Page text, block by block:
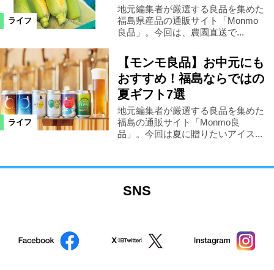
ライフ
地元編集者が厳選する良品を集めた
福島県産品の通販サイト「Monmo
良品」。今回は、農園直送で...
ライフ
【モンモ良品】お中元にも
おすすめ！福島ならではの
夏ギフト7選
地元編集者が厳選する良品を集めた
福島の通販サイト「Monmo良
品」。今回は夏に贈りたいアイス...
SNS